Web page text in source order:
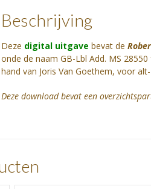
Beschrijving
Deze digital uitgave bevat de
onde de naam GB-Lbl Add. MS
hand van Joris Van Goethem, voor
Deze download bevat een